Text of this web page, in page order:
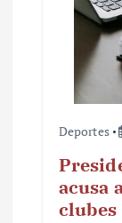
Deportes
acusa
clubes